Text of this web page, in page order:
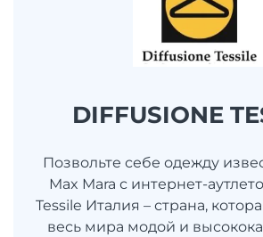
DIFFUSIONE
Позвольте себе одежду
Max Mara с интернет-
Tessile Италия – страна,
весь мира модой и